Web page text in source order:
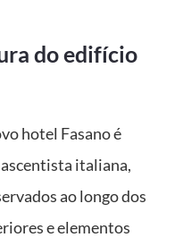
do edifício
hotel Fasano é
italiana,
ao longo dos
e elementos